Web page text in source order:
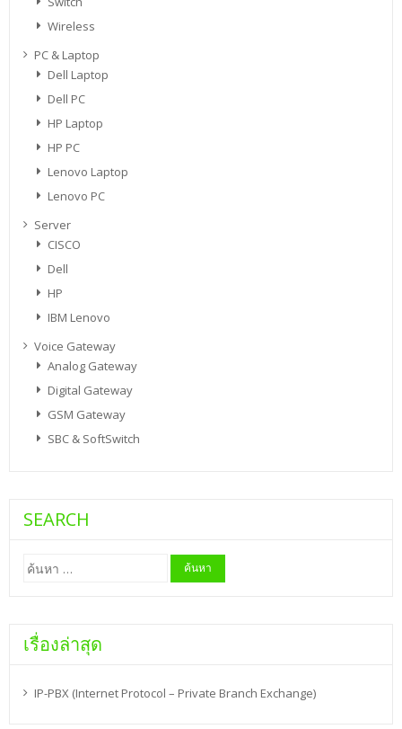
Wireless
PC & Laptop
Dell Laptop
Dell PC
HP Laptop
HP PC
Lenovo Laptop
Lenovo PC
Server
CISCO
Dell
HP
IBM Lenovo
Voice Gateway
Analog Gateway
Digital Gateway
GSM Gateway
SBC & SoftSwitch
SEARCH
ค้นหา
สำหรับ:
เรื่องล่าสุด
IP-PBX (Internet Protocol – Private Branch Exchange)